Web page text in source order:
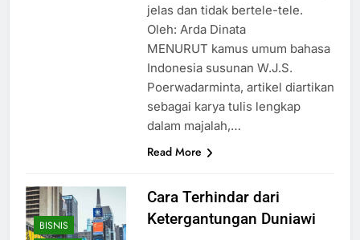
jelas dan tidak bertele-tele.
Oleh: Arda Dinata
MENURUT kamus umum bahasa
Indonesia susunan W.J.S.
Poerwadarminta, artikel diartikan
sebagai karya tulis lengkap
dalam majalah,…
Read More
BISNIS
Cara Terhindar dari
Ketergantungan Duniawi